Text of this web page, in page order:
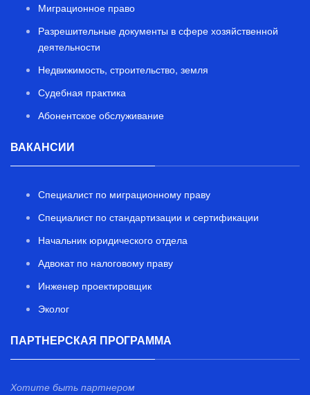
Миграционное право
Разрешительные документы в сфере хозяйственной
деятельности
Недвижимость, строительство, земля
Судебная практика
Абонентское обслуживание
ВАКАНСИИ
Специалист по миграционному праву
Специалист по стандартизации и сертификации
Начальник юридического отдела
Адвокат по налоговому праву
Инженер проектировщик
Эколог
ПАРТНЕРСКАЯ ПРОГРАММА
Хотите быть партнером